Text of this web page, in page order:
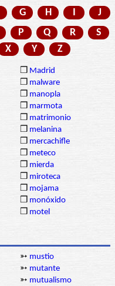
G H I
J
P Q R
S
X Y Z
❒ Madrid
❒ malware
❒ manopla
❒ marmota
❒ matrimonio
❒ melanina
❒ mercachifle
❒ meteco
❒ mierda
❒ miroteca
❒ mojama
❒ monóxido
❒ motel
➳ mustio
➳ mutante
➳ mutualismo